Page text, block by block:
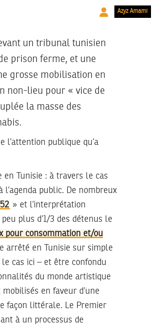
Azyz Amami
un tribunal tunisien
prison ferme, et une
grosse mobilisation en
non-lieu pour « vice de
la masse des
publique qu’a
en Tunisie : à travers le cas
l’agenda public. De nombreux
» et l’interprétation
plus d’1/3 des détenus le
pour consommation et/ou
arrêté en Tunisie sur simple
cas ici – et être confondu
du monde artistique
en faveur d’une
façon littérale. Le Premier
à un processus de